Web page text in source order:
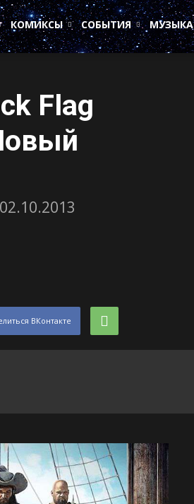
КОМИКСЫ СОБЫТИЯ МУЗЫКА
Flag
02.10.2013
ВКонтакте